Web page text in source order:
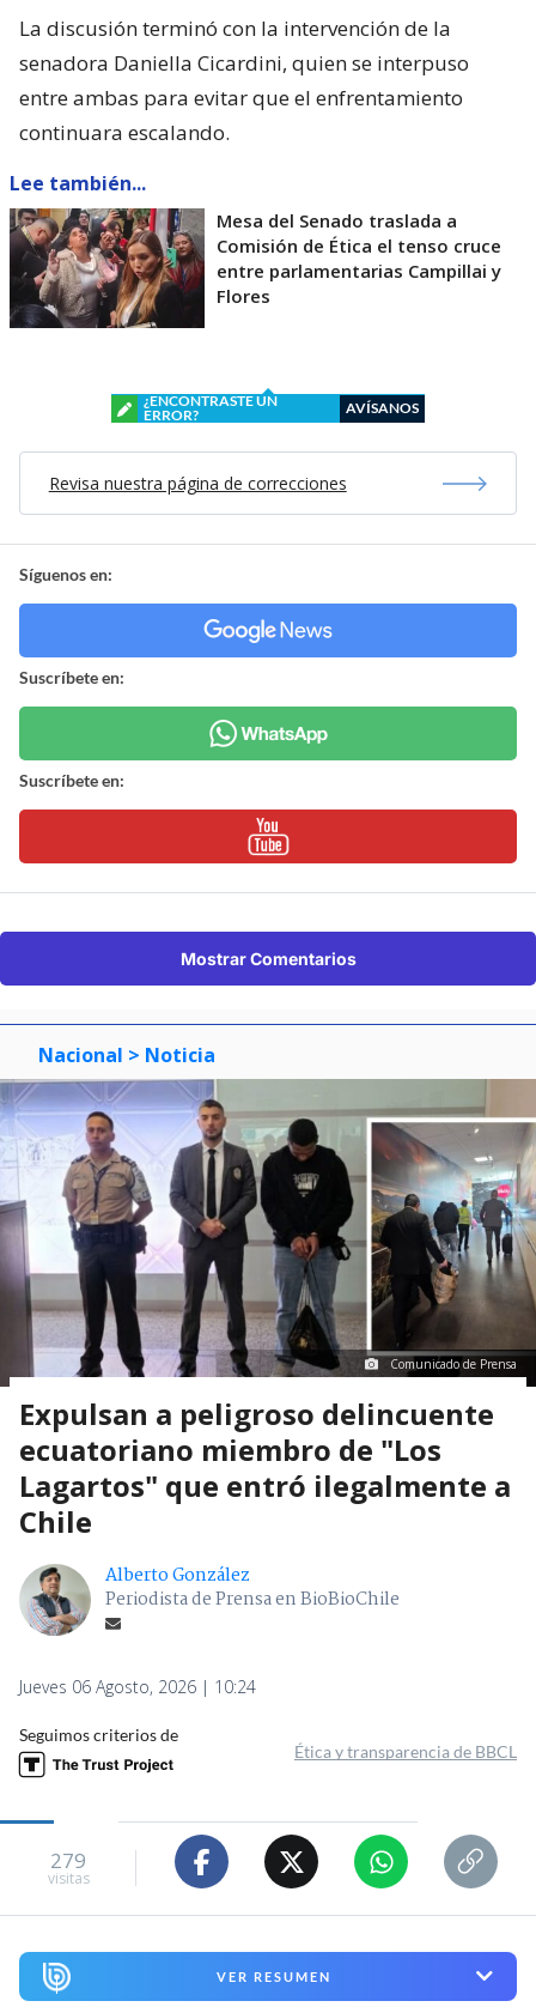
La discusión terminó con la intervención de la
senadora Daniella Cicardini, quien se interpuso
entre ambas para evitar que el enfrentamiento
continuara escalando.
Lee también...
Mesa del Senado traslada a
Comisión de Ética el tenso cruce
entre parlamentarias Campillai y
Flores
¿ENCONTRASTE UN
ERROR?
AVÍSANOS
Revisa nuestra página de correcciones
Síguenos en:
Suscríbete en:
Suscríbete en:
Mostrar Comentarios
Nacional > Noticia
Comunicado de Prensa
Expulsan a peligroso delincuente
ecuatoriano miembro de "Los
Lagartos" que entró ilegalmente a
Chile
Alberto González
Periodista de Prensa en BioBioChile
Jueves 06 Agosto, 2026 | 10:24
Seguimos criterios de
Ética y transparencia de BBCL
279
visitas
VER RESUMEN